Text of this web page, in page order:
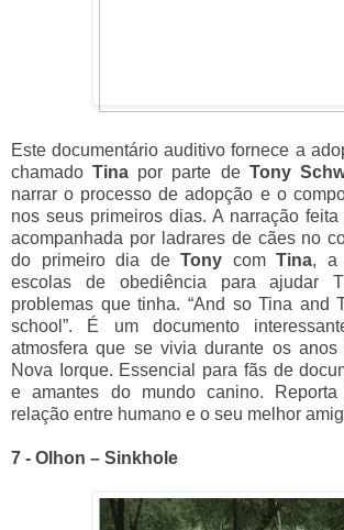
Este documentário auditivo fornece a
chamadoTina por parte de Tony
narrar o processo de adopção e o
nos seus primeiros dias. A narração feita
acompanhada por ladrares de cães no
do primeiro dia de Tony com Tina, a
escolas de obediência para ajudar
problemas que tinha. “And so Tina and
school”. É um documento
atmosfera que se vivia durante os
Nova Iorque. Essencial para fãs de
e amantes do mundo canino. Reporta
relação entre humano e o seu melhor
7 - Olhon – Sinkhole